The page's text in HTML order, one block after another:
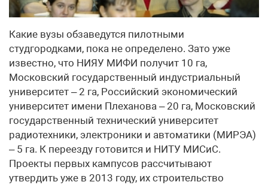
Какие вузы обзаведутся пилотными
студгородками, пока не определено. Зато уже
известно, что НИЯУ МИФИ получит 10 га,
Московский государственный индустриальный
университет – 2 га, Российский экономический
университет имени Плеханова – 20 га, Московский
государственный технический университет
радиотехники, электроники и автоматики (МИРЭА)
– 5 га. К переезду готовится и НИТУ МИСиС.
Проекты первых кампусов рассчитывают
утвердить уже в 2013 году, их строительство